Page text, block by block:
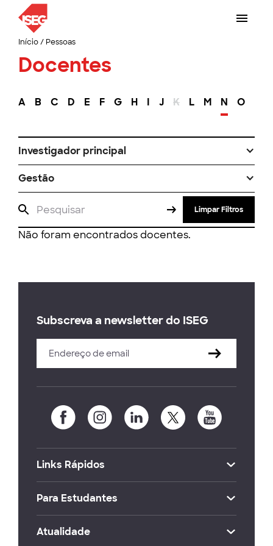
Início/ Pessoas
Docentes
A B C D E F G H I J K L M N O
Investigador principal
Gestão
Limpar Filtros
Não foram encontrados docentes.
Subscreva a newsletter do ISEG
Links Rápidos
Para Estudantes
Atualidade